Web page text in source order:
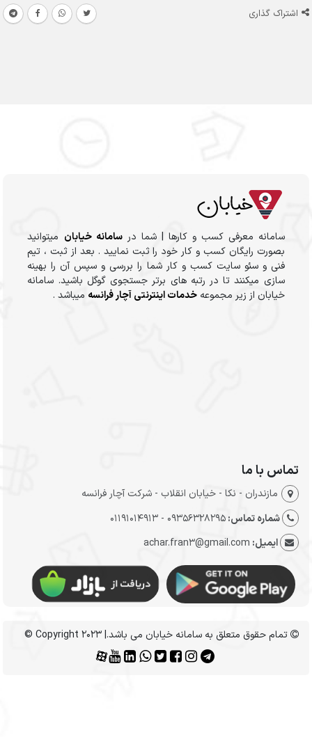
اشتراک گذاری
سامانه معرفی کسب و کارها | شما درسامانه خیابان میتوانید
بصورت رایگان کسب و کار خود را ثبت نمایید . بعد از ثبت ، تیم
فنی و سئو سایت کسب و کار شما را بررسی و سپس آن را بهینه
سازی میکنند تا در رتبه های برتر جستجوی گوگل باشید. سامانه
خیابان از زیر مجموعهخدمات اینترنتی آچار فرانسه میباشد .
تماس با ما
مازندران - نکا - خیابان انقلاب - شرکت آچار فرانسه
شماره تماس:09356328295 - 01191014913
ایمیل: achar.fran3@gmail.com
تمام حقوق متعلق به سامانه خیابان می باشد.| Copyright 2023 ©